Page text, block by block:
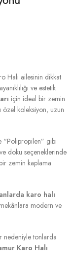
Halı ailesinin dikkat
ve estetik
için ideal bir zemin
özel koleksiyon, uzun
“Polipropilen” gibi
doku seçeneklerinde
zemin kaplama
karo halı
modern ve
nedeniyle tonlarda
Karo Halı